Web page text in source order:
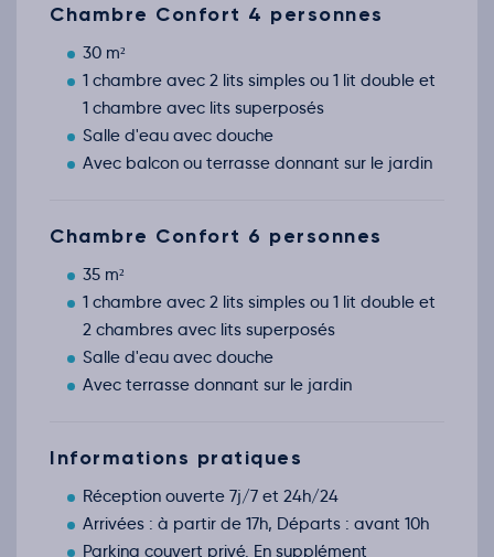
Chambre Confort 4 personnes
30 m²
1 chambre avec 2 lits simples ou 1 lit double et
1 chambre avec lits superposés
Salle d'eau avec douche
Avec balcon ou terrasse donnant sur le jardin
Chambre Confort 6 personnes
35 m²
1 chambre avec 2 lits simples ou 1 lit double et
2 chambres avec lits superposés
Salle d'eau avec douche
Avec terrasse donnant sur le jardin
Informations pratiques
Réception ouverte 7j/7 et 24h/24
Arrivées : à partir de 17h, Départs : avant 10h
Parking couvert privé. En supplément